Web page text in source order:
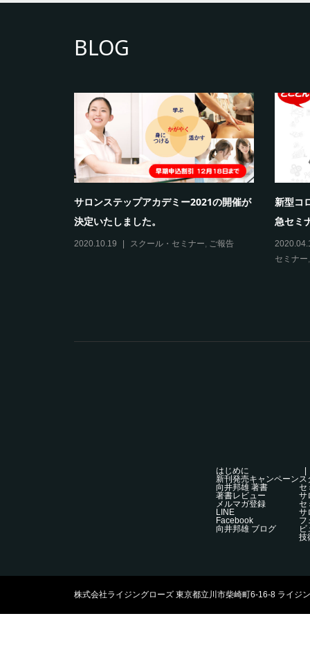
BLOG
サロンステップアカデミー2021の開催が
決定いたしました。
2020.10.19 スクール・セミナー ご報告
新型コ
急セミ
セミナー
はじめに
新刊発売キャンペーン
向井邦雄 著書
著書レビュー
メルマガ登録
LINE
Facebook
向井邦雄 ブログ
ス
セ
サ
セ
サ
ビ
技
株式会社ライジングローズ 東京都立川市柴崎町6-16-8 ライジ